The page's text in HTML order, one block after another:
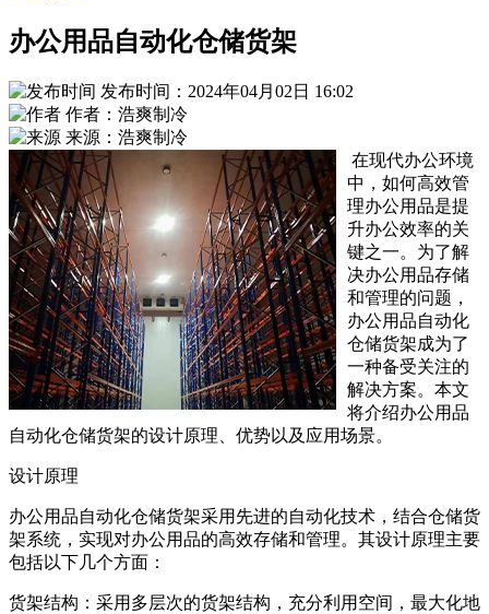
办公用品自动化仓储货架
发布时间：2024年04月02日 16:02
作者：浩爽制冷
来源：浩爽制冷
在现代办公环境
中，如何高效管
理办公用品是提
升办公效率的关
键之一。为了解
决办公用品存储
和管理的问题，
办公用品自动化
仓储货架成为了
一种备受关注的
解决方案。本文
将介绍办公用品
自动化仓储货架的设计原理、优势以及应用场景。
设计原理
办公用品自动化仓储货架采用先进的自动化技术，结合仓储货
架系统，实现对办公用品的高效存储和管理。其设计原理主要
包括以下几个方面：
货架结构：采用多层次的货架结构，充分利用空间，最大化地